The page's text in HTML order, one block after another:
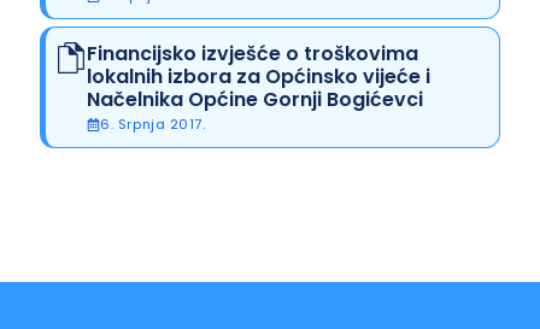
Financijsko izvješće o troškovima
lokalnih izbora za Općinsko vijeće i
Načelnika Općine Gornji Bogićevci
6. Srpnja 2017.